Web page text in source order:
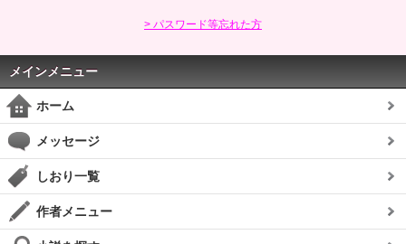
> パスワード等忘れた方
メインメニュー
ホーム
メッセージ
しおり一覧
作者メニュー